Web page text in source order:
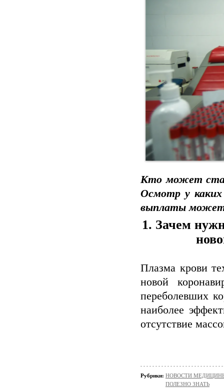
Кто может
Осмотр у
выплаты может
1. Зачем
Плазма крови
новой
переболевших
наиболее
отсутствие
Рубрики: НОВОСТИ
ПОЛЕЗНО ЗНАТЬ